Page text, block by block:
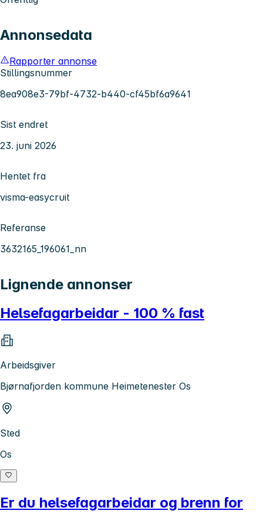
Annonsedata
Rapporter annonse
Stillingsnummer
8ea908e3-79bf-4732-b440-cf45bf6a9641
Sist endret
23. juni 2026
Hentet fra
visma-easycruit
Referanse
3632165_196061_nn
Lignende annonser
Helsefagarbeidar - 100 % fast
Arbeidsgiver
Bjørnafjorden kommune Heimetenester Os
Sted
Os
Er du helsefagarbeidar og brenn for